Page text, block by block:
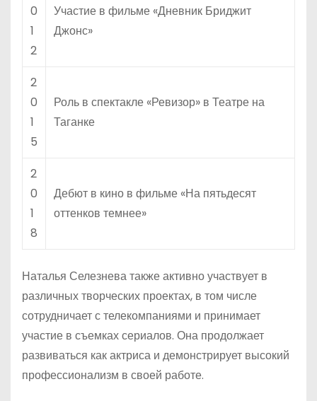
0
1
2
Участие в фильме «Дневник Бриджит
Джонс»
2
0
1
5
Роль в спектакле «Ревизор» в Театре на
Таганке
2
0
1
8
Дебют в кино в фильме «На пятьдесят
оттенков темнее»
Наталья Селезнева также активно участвует в
различных творческих проектах, в том числе
сотрудничает с телекомпаниями и принимает
участие в съемках сериалов. Она продолжает
развиваться как актриса и демонстрирует высокий
профессионализм в своей работе.